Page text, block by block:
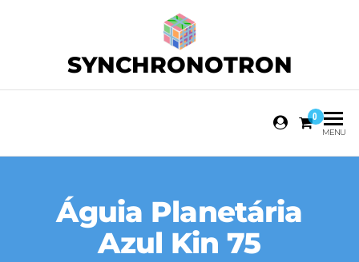
SYNCHRONOTRON
0
MENU
Águia Planetária
Azul Kin 75